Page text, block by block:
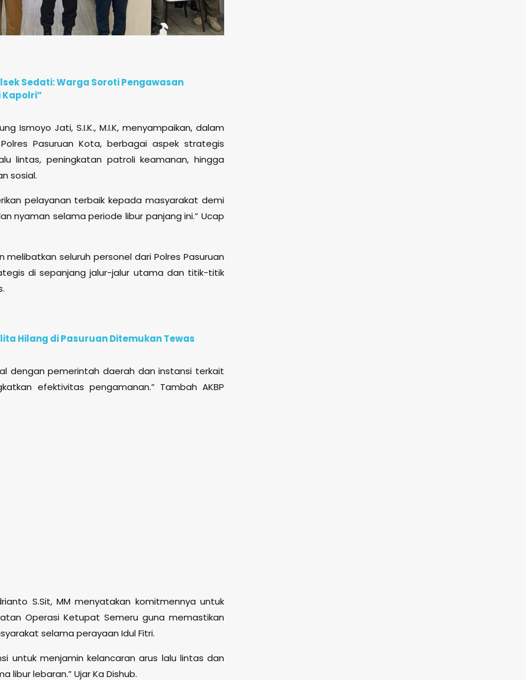
Sedati: Warga Soroti Pengawasan
Ismoyo Jati, S.I.K., M.I.K, menyampaikan, dalam
Pasuruan Kota, berbagai aspek strategis
lintas, peningkatan patroli keamanan, hingga
sosial.
pelayanan terbaik kepada masyarakat demi
nyaman selama periode libur panjang ini.” Ucap
melibatkan seluruh personel dari Polres Pasuruan
di sepanjang jalur-jalur utama dan titik-titik
Hilang di Pasuruan Ditemukan Tewas
dengan pemerintah daerah dan instansi terkait
efektivitas pengamanan.” Tambah AKBP
S.Sit, MM menyatakan komitmennya untuk
Operasi Ketupat Semeru guna memastikan
selama perayaan Idul Fitri.
untuk menjamin kelancaran arus lalu lintas dan
libur lebaran.” Ujar Ka Dishub.